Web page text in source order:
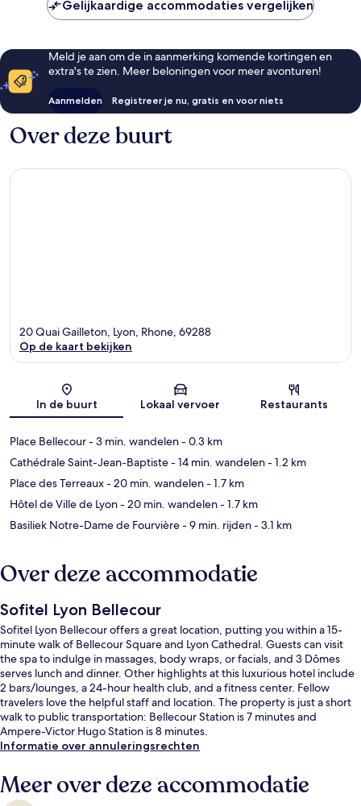
Gelijkaardige accommodaties vergelijken
Meld je aan om de in aanmerking komende kortingen en
extra's te zien. Meer beloningen voor meer avonturen!
Aanmelden Registreer je nu, gratis en voor niets
Over deze buurt
Kaart
20 Quai Gailleton, Lyon, Rhone, 69288
Op de kaart bekijken
In de buurt Lokaal vervoer Restaurants
Place Bellecour- 3 min. wandelen- 0.3 km
Cathédrale Saint-Jean-Baptiste- 14 min. wandelen- 1.2 km
Place des Terreaux- 20 min. wandelen- 1.7 km
Hôtel de Ville de Lyon- 20 min. wandelen- 1.7 km
Basiliek Notre-Dame de Fourvière- 9 min. rijden- 3.1 km
Over deze accommodatie
Sofitel Lyon Bellecour
Sofitel Lyon Bellecour offers a great location, putting you within a 15-
minute walk of Bellecour Square and Lyon Cathedral. Guests can visit
the spa to indulge in massages, body wraps, or facials, and 3 Dômes
serves lunch and dinner. Other highlights at this luxurious hotel include
2 bars/lounges, a 24-hour health club, and a fitness center. Fellow
travelers love the helpful staff and location. The property is just a short
walk to public transportation: Bellecour Station is 7 minutes and
Ampere-Victor Hugo Station is 8 minutes.
Informatie over annuleringsrechten
Meer over deze accommodatie